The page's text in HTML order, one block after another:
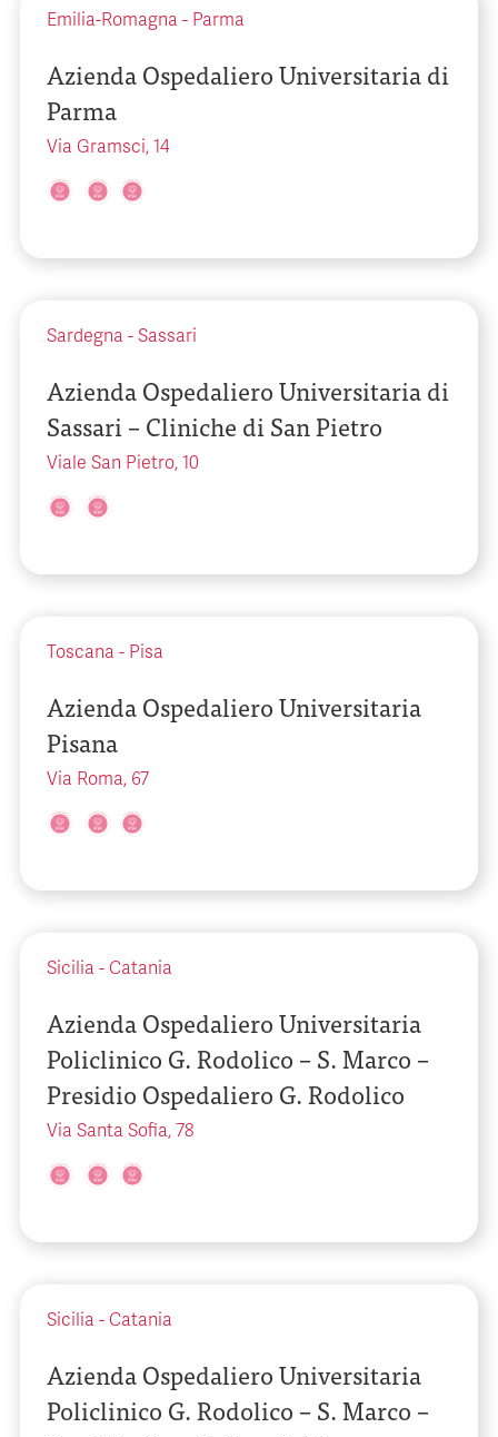
Emilia-Romagna - Parma
Azienda Ospedaliero Universitaria di
Parma
Via Gramsci, 14
Sardegna - Sassari
Azienda Ospedaliero Universitaria di
Sassari – Cliniche di San Pietro
Viale San Pietro, 10
Toscana - Pisa
Azienda Ospedaliero Universitaria
Pisana
Via Roma, 67
Sicilia - Catania
Azienda Ospedaliero Universitaria
Policlinico G. Rodolico – S. Marco –
Presidio Ospedaliero G. Rodolico
Via Santa Sofia, 78
Sicilia - Catania
Azienda Ospedaliero Universitaria
Policlinico G. Rodolico – S. Marco –